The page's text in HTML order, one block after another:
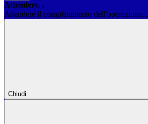
Attendere...
Attendere il completamento dell'operazione...
Chiudi